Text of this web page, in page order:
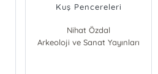
Kuş Pencereleri
Nihat Özdal
Arkeoloji ve Sanat Yayınları